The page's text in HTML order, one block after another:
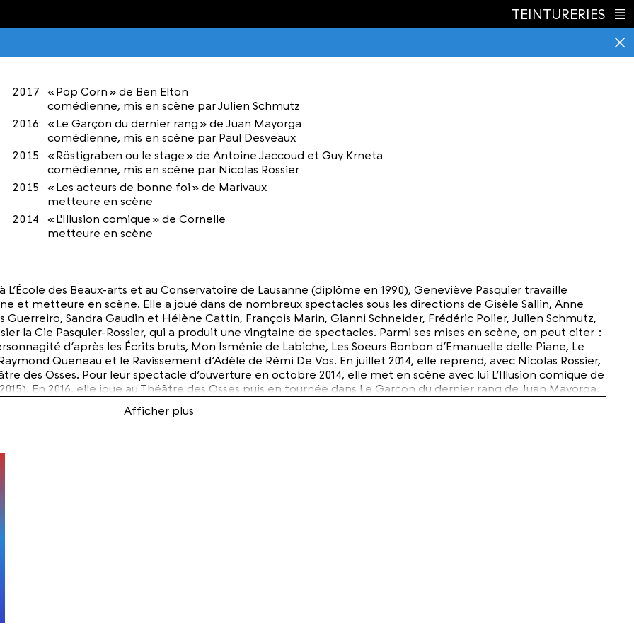
TEINTURERIES
2017
« Pop Corn » de Ben Elton
comédienne, mis en scène par Julien Schmutz
2016
« Le Garçon du dernier rang » de Juan Mayorga
comédienne, mis en scène par Paul Desveaux
2015
« Röstigraben ou le stage » de Antoine Jaccoud et Guy Krneta
comédienne, mis en scène par Nicolas Rossier
2015
« Les acteurs de bonne foi » de Marivaux
metteure en scène
2014
« L'Illusion comique » de Cornelle
metteure en scène
des Beaux-arts et au Conservatoire de Lausanne (diplôme en 1990), Geneviève Pasquier travaille
et metteure en scène. Elle a joué dans de nombreux spectacles sous les directions de Gisèle Sallin, Anne
Sandra Gaudin et Hélène Cattin, François Marin, Gianni Schneider, Frédéric Polier, Julien Schmutz,
la Cie Pasquier-Rossier, qui a produit une vingtaine de spectacles. Parmi ses mises en scène, on peut citer :
d’après les Écrits bruts, Mon Isménie de Labiche, Les Soeurs Bonbon d’Emanuelle delle Piane, Le
Queneau et le Ravissement d’Adèle de Rémi De Vos. En juillet 2014, elle reprend, avec Nicolas Rossier,
des Osses. Pour leur spectacle d’ouverture en octobre 2014, elle met en scène avec lui L’Illusion comique de
En 2016, elle joue au Théâtre des Osses puis en tournée dans Le Garçon du dernier rang de Juan Mayorga,
sables, d’après l’œuvre d’Åsa Lind, en collaboration avec Nicolas Rossier.